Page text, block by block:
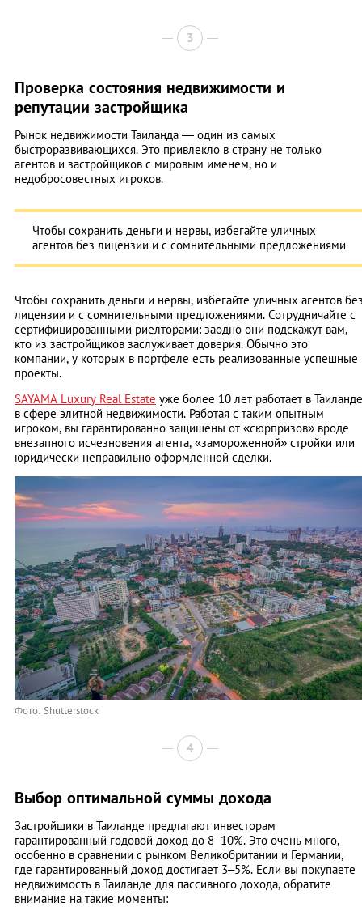
3
Проверка состояния недвижимости и
репутации застройщика
Рынок недвижимости Таиланда — один из самых
быстроразвивающихся. Это привлекло в страну не только
агентов и застройщиков с мировым именем, но и
недобросовестных игроков.
Чтобы сохранить деньги и нервы, избегайте уличных
агентов без лицензии и с сомнительными предложениями
Чтобы сохранить деньги и нервы, избегайте уличных агентов
лицензии и с сомнительными предложениями. Сотрудничайте с
сертифицированными риелторами: заодно они подскажут вам,
кто из застройщиков заслуживает доверия. Обычно это
компании, у которых в портфеле есть реализованные успешные
проекты.
SAYAMA Luxury Real Estate уже более 10 лет работает в Таиланде
в сфере элитной недвижимости. Работая с таким опытным
игроком, вы гарантированно защищены от «сюрпризов» вроде
внезапного исчезновения агента, «замороженной» стройки или
юридически неправильно оформленной сделки.
Фото: Shutterstock
4
Выбор оптимальной суммы дохода
Застройщики в Таиланде предлагают инвесторам
гарантированный годовой доход до 8–10%. Это очень много,
особенно в сравнении с рынком Великобритании и Германии,
где гарантированный доход достигает 3–5%. Если вы покупаете
недвижимость в Таиланде для пассивного дохода, обратите
внимание на такие моменты: